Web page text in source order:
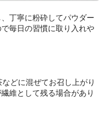
丁寧に粉砕してパウダー
毎日の習慣に取り入れや
どに混ぜてお召し上がり
維として残る場合があり